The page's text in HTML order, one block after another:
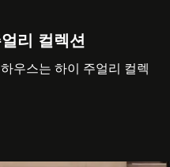
리 컬렉션
우스는 하이 주얼리 컬렉